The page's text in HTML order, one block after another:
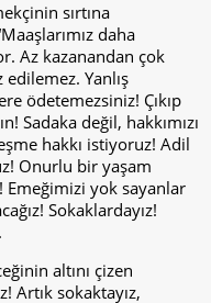
sırtına
daha
Az kazanandan çok
Yanlış
ödetemezsiniz! Çıkıp
Sadaka değil, hakkımızı
hakkı istiyoruz! Adil
Onurlu bir yaşam
Emeğimizi yok sayanlar
Sokaklardayız!
altını çizen
Artık sokaktayız,